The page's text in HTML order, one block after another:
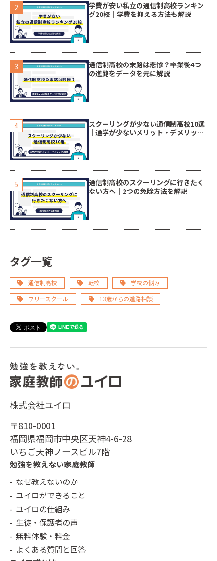
学費が安い私立の通信制高校ランキン
グ20校｜学費を抑える方法も解説
通信制高校の末路は悲惨？卒業後4つ
の進路をデータを元に解説
スクーリングが少ない通信制高校10選
｜通学が少ないメリット・デメリット
通信制高校のスクーリングに行きたく
ない方へ｜2つの免除方法を解説
タグ一覧
通信制高校 転校
学校の悩み
フリースクール
13歳からの進路相談
株式会社ユイロ
〒810-0001
福岡県福岡市中央区天神4-6-28
いちご天神ノースビル7階
勉強を教えない家庭教師
なぜ教えないのか
ユイロができること
ユイロの仕組み
生徒・保護者の声
無料体験・料金
よくある質問と回答